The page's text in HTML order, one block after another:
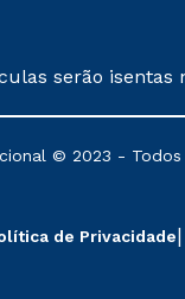
serão
© 2023 -
de Privacidade